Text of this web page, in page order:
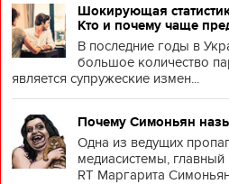
Шокирующая
Кто и почему чаще
В последние годы в
большое количество
является супружеские измен...
Почему Симоньян
Одна из ведущих
медиасистемы, главный
RT Маргарита